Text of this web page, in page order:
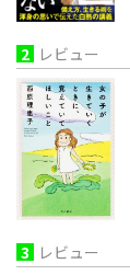
2 レビュー
3 レビュー